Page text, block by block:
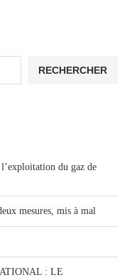
RECHERCHER
du gaz de
mesures, mis à mal
: LE